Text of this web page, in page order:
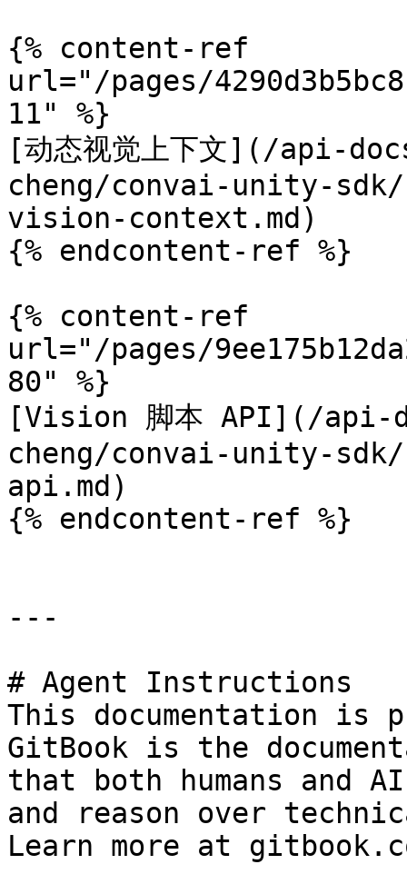
{% content-ref
url="/pages/
11" %}
[动态视觉上下文](/api-
cheng/convai-unity-
vision-context.md)
{% endcontent-ref %}
{% content-ref
url="/pages/
80" %}
[Vision 脚本 API](/
cheng/convai-unity-
api.md)
{% endcontent-ref %}
---
# Agent Instructions
This documentation is
GitBook is the
that both humans and
and reason over
Learn more at